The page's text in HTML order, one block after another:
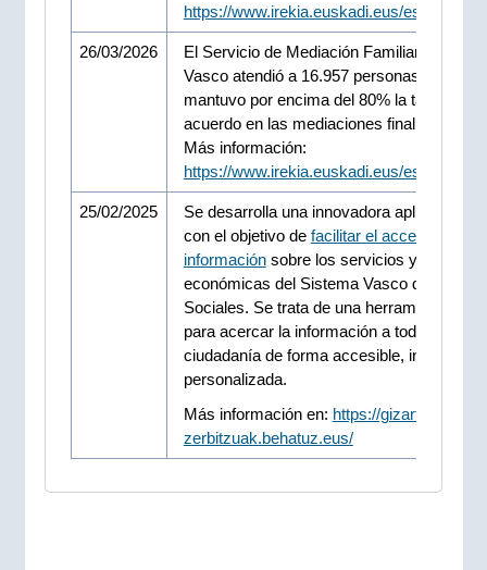
https://www.irekia.euskadi.eus/es/news/
26/03/2026
El Servicio de Mediación Familiar del
Vasco atendió a 16.957 personas en 2025
mantuvo por encima del 80% la tasa de
acuerdo en las mediaciones finalizadas.
Más información:
https://www.irekia.euskadi.eus/es/news/
25/02/2025
Se desarrolla una innovadora aplicación
con el objetivo de facilitar el acceso a la
informaciónsobre los servicios y
económicas del Sistema Vasco de
Sociales. Se trata de una herramienta
para acercar la información a toda la
ciudadanía de forma accesible, intuitiva y
personalizada.
Más información en: https://gizarte-
zerbitzuak.behatuz.eus/